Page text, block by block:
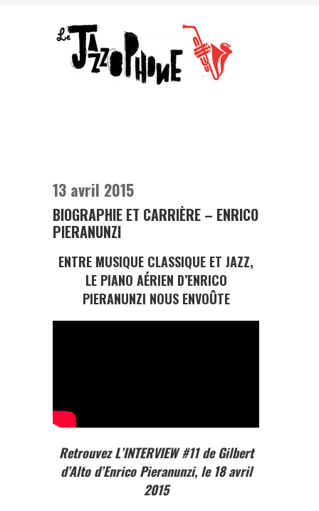
13 avril 2015
BIOGRAPHIE ET CARRIÈRE – ENRICO
PIERANUNZI
ENTRE MUSIQUE CLASSIQUE ET JAZZ,
LE PIANO AÉRIEN D’ENRICO
PIERANUNZI NOUS ENVOÛTE
Retrouvez L’INTERVIEW #11 de Gilbert
d’Alto d’Enrico Pieranunzi, le 18 avril
2015